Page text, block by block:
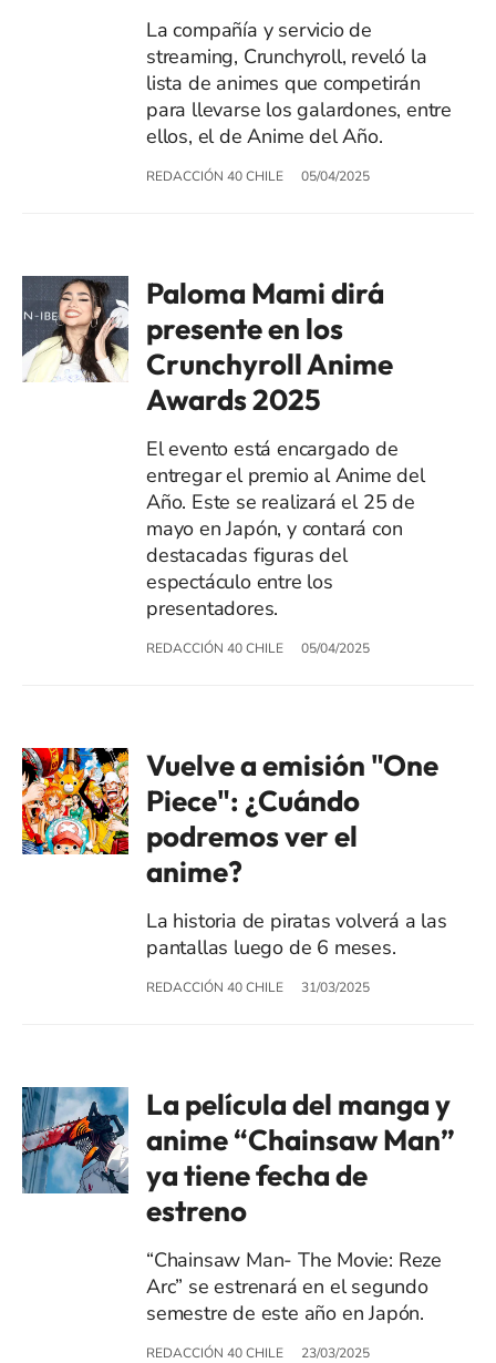
La compañía y servicio de
streaming, Crunchyroll, reveló la
lista de animes que competirán
para llevarse los galardones, entre
ellos, el de Anime del Año.
REDACCIÓN 40 CHILE 05/04/2025
Paloma Mami dirá
presente en los
Crunchyroll Anime
Awards 2025
El evento está encargado de
entregar el premio al Anime del
Año. Este se realizará el 25 de
mayo en Japón, y contará con
destacadas figuras del
espectáculo entre los
presentadores.
REDACCIÓN 40 CHILE 05/04/2025
Vuelve a emisión "One
Piece": ¿Cuándo
podremos ver el
anime?
La historia de piratas volverá a las
pantallas luego de 6 meses.
REDACCIÓN 40 CHILE 31/03/2025
La película del manga y
anime “Chainsaw Man”
ya tiene fecha de
estreno
“Chainsaw Man- The Movie: Reze
Arc” se estrenará en el segundo
semestre de este año en Japón.
REDACCIÓN 40 CHILE 23/03/2025